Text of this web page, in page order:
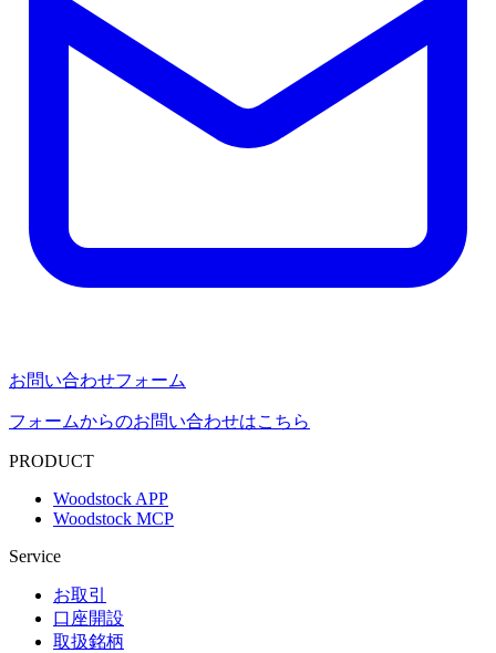
お問い合わせフォーム
フォームからのお問い合わせはこちら
PRODUCT
Woodstock APP
Woodstock MCP
Service
お取引
口座開設
取扱銘柄